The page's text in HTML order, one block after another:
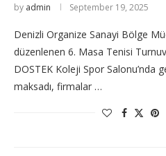
by admin September 19, 2025
Denizli Organize Sanayi Bölge
düzenlenen 6. Masa Tenisi
DOSTEK Koleji Spor Salonu’nda
maksadı, firmalar …